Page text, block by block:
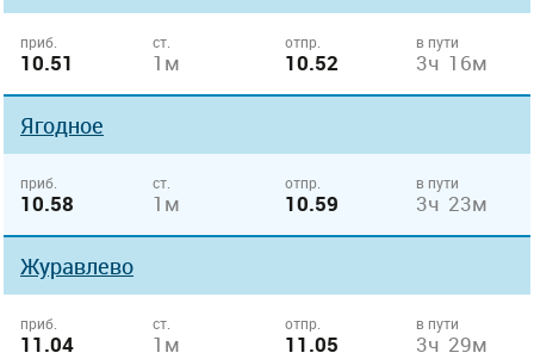
приб.
10.51
ст.
1м
отпр.
10.52
в пути
3ч 16м
Ягодное
приб.
10.58
ст.
1м
отпр.
10.59
в пути
3ч 23м
Журавлево
приб.
11.04
ст.
1м
отпр.
11.05
в пути
3ч 29м